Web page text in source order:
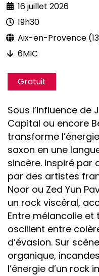
16 juillet 2026
19h30
Aix-en-Provence
6MIC
Gratuit
Sous l’influence de
Capital ou encore
transforme
saxon en une
sincère. Inspiré par
par des artistes
Noor ou Zed Yun
un rock viscéral,
Entre mélancolie et
oscillent entre
d’évasion. Sur
organique,
l’énergie d’un rock